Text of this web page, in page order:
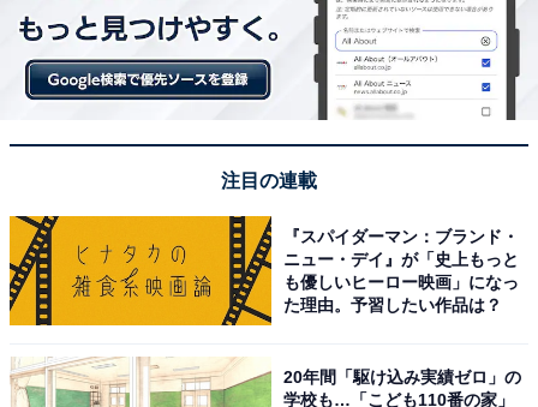
注目の連載
『スパイダーマン：ブランド・
ニュー・デイ』が「史上もっと
も優しいヒーロー映画」になっ
た理由。予習したい作品は？
20年間「駆け込み実績ゼロ」の
学校も…「こども110番の家」